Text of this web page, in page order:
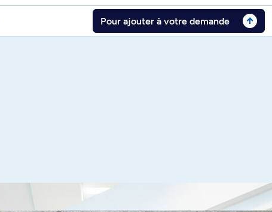
Pour ajouter à votre demande